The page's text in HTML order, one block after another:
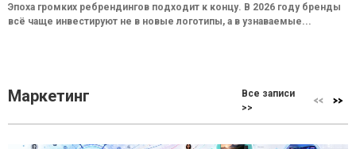
Эпоха громких ребрендингов подходит к концу. В 2026 году бренды
всё чаще инвестируют не в новые логотипы, а в узнаваемые...
Маркетинг
Все записи
>>